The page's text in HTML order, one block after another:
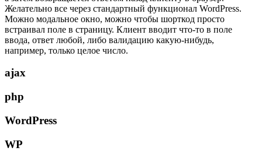
Желательно все через стандартный функционал WordPress.
Можно модальное окно, можно чтобы шорткод просто
встраивал поле в страницу. Клиент вводит что-то в поле
ввода, ответ любой, либо валидацию какую-нибудь,
например, только целое число.
ajax
php
WordPress
WP